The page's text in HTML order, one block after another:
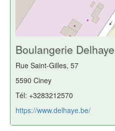
Boulangerie Delhaye
Rue Saint-Gilles, 57
5590 Ciney
Tél: +3283212570
https://www.delhaye.be/